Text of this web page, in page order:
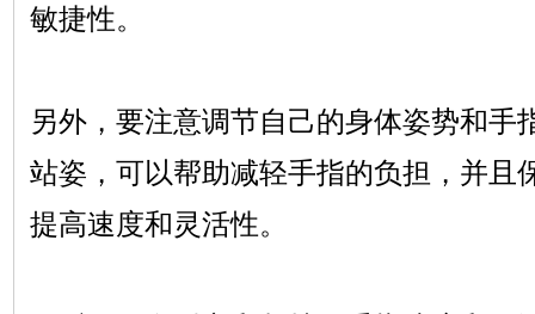
敏捷性。
另外，要注意调节自己的身体姿势和手
站姿，可以帮助减轻手指的负担，并且
提高速度和灵活性。